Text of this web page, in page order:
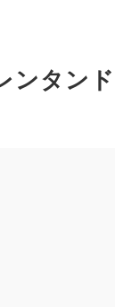
ンタン